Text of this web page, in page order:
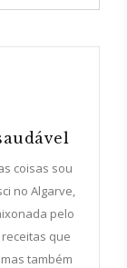
coisas sou
no Algarve,
pelo
que
também